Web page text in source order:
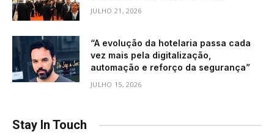
JULHO 21, 2026
“A evolução da hotelaria passa cada
vez mais pela digitalização,
automação e reforço da segurança”
JULHO 15, 2026
Stay In Touch